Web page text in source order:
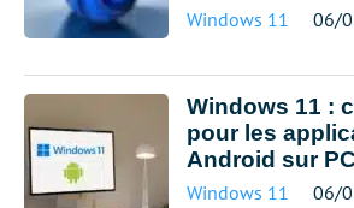
Windows 11 06/
Windows 11 :
pour les
Android sur PC
Windows 11 06/